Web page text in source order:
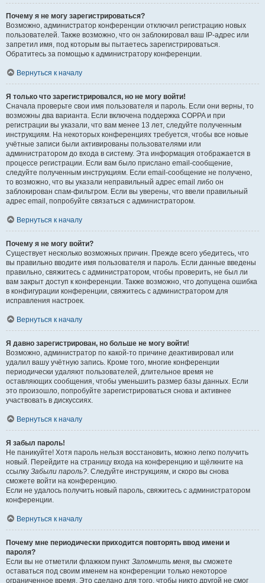
Почему я не могу зарегистрироваться?
Возможно, администратор конференции отключил регистрацию новых
пользователей. Также возможно, что он заблокировал ваш IP-адрес или
запретил имя, под которым вы пытаетесь зарегистрироваться.
Обратитесь за помощью к администратору конференции.
Вернуться к началу
Я только что зарегистрировался, но не могу войти!
Сначала проверьте свои имя пользователя и пароль. Если они верны, то
возможны два варианта. Если включена поддержка COPPA и при
регистрации вы указали, что вам менее 13 лет, следуйте полученным
инструкциям. На некоторых конференциях требуется, чтобы все новые
учётные записи были активированы пользователями или
администратором до входа в систему. Эта информация отображается в
процессе регистрации. Если вам было прислано email-сообщение,
следуйте полученным инструкциям. Если email-сообщение не получено,
то возможно, что вы указали неправильный адрес email либо он
заблокирован спам-фильтром. Если вы уверены, что ввели правильный
адрес email, попробуйте связаться с администратором.
Вернуться к началу
Почему я не могу войти?
Существует несколько возможных причин. Прежде всего убедитесь, что
вы правильно вводите имя пользователя и пароль. Если данные введены
правильно, свяжитесь с администратором, чтобы проверить, не был ли
вам закрыт доступ к конференции. Также возможно, что допущена ошибка
в конфигурации конференции, свяжитесь с администратором для
исправления настроек.
Вернуться к началу
Я давно зарегистрирован, но больше не могу войти!
Возможно, администратор по какой-то причине деактивировал или
удалил вашу учётную запись. Кроме того, многие конференции
периодически удаляют пользователей, длительное время не
оставляющих сообщения, чтобы уменьшить размер базы данных. Если
это произошло, попробуйте зарегистрироваться снова и активнее
участвовать в дискуссиях.
Вернуться к началу
Я забыл пароль!
Не паникуйте! Хотя пароль нельзя восстановить, можно легко получить
новый. Перейдите на страницу входа на конференцию и щёлкните на
ссылку Забыли пароль?. Следуйте инструкциям, и скоро вы снова
сможете войти на конференцию.
Если не удалось получить новый пароль, свяжитесь с администратором
конференции.
Вернуться к началу
Почему мне периодически приходится повторять ввод имени и
пароля?
Если вы не отметили флажком пункт Запомнить меня, вы сможете
оставаться под своим именем на конференции только некоторое
ограниченное время. Это сделано для того, чтобы никто другой не смог